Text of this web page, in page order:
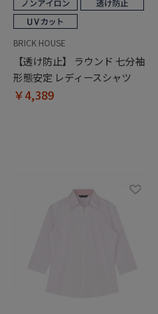
BRICK HOUSE
【透け防止】 ラウンド 七分袖
形態安定 レディースシャツ
￥4,389